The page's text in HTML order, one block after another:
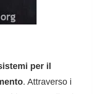
per il
. Attraverso i